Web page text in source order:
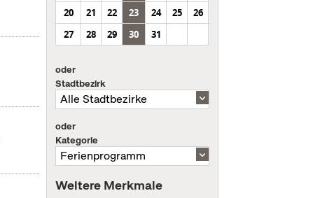
20
21 22 23 24 25
26
27
28 29 30 31
oder
Stadtbezirk
oder
Kategorie
Weitere Merkmale